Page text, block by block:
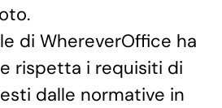
di WhereverOffice ha
rispetta i requisiti di
dalle normative in